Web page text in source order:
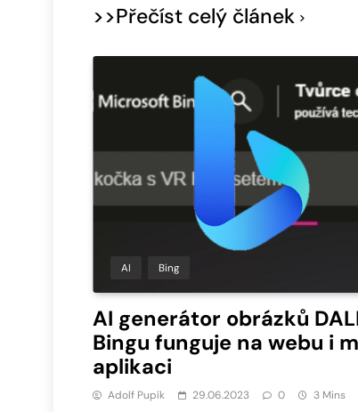
>>Přečíst celý článek
AI Bing
AI generátor obrázků
Bingu funguje na webu i
aplikaci
Adolf Pupík 29.06.2023 0 3 Mins